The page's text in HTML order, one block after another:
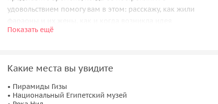
удовольствием помогу вам в этом: расскажу, как жили
возведения пирамид и чем они отличаются друг от друга.
мест и помогу подобрать лучшие ракурсы для фото.
Национальный музей и квартал Хан аль-Халили
Показать ещё
Какие места вы увидите
• Пирамиды Гизы
• Национальный Египетский музей